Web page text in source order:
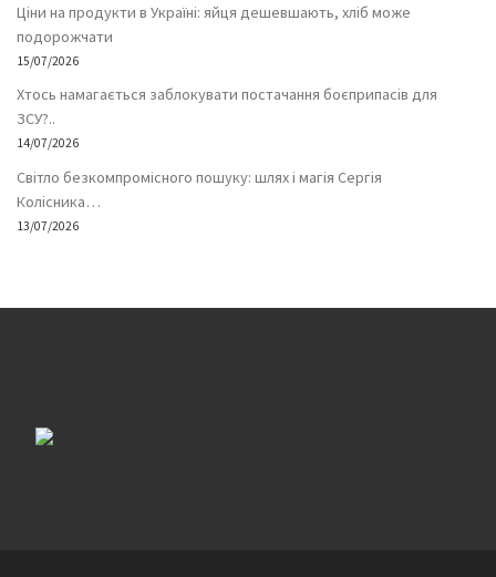
Ціни на продукти в Україні: яйця дешевшають, хліб може
подорожчати
15/07/2026
Хтось намагається заблокувати постачання боєприпасів для
ЗСУ?..
14/07/2026
Світло безкомпромісного пошуку: шлях і магія Сергія
Колісника…
13/07/2026